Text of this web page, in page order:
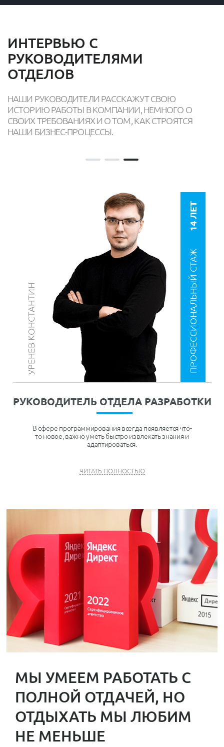
ИНТЕРВЬЮ С
РУКОВОДИТЕЛЯМИ
ОТДЕЛОВ
НАШИ РУКОВОДИТЕЛИ РАССКАЖУТ СВОЮ
ИСТОРИЮ РАБОТЫ В КОМПАНИИ, НЕМНОГО О
СВОИХ ТРЕБОВАНИЯХ И О ТОМ, КАК СТРОЯТСЯ
НАШИ БИЗНЕС-ПРОЦЕССЫ.
УРЕНЕВ КОНСТАНТИН
ПРОФЕССИОНАЛЬНЫЙ СТАЖ
14 ЛЕТ
ПРОФЕССИОНАЛЬНЫЙ СТАЖ
14 ЛЕТ
РУКОВОДИТЕЛЬ ОТДЕЛА РАЗРАБОТКИ
В сфере программирования всегда появляется что-
то новое, важно уметь быстро извлекать знания и
адаптироваться.
ЧИТАТЬ ПОЛНОСТЬЮ
МЫ УМЕЕМ РАБОТАТЬ С
ПОЛНОЙ ОТДАЧЕЙ, НО
ОТДЫХАТЬ МЫ ЛЮБИМ
НЕ МЕНЬШЕ